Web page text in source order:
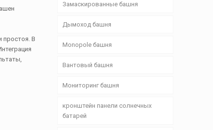
простоя. В
Замаскированные башня
Дымоход башня
Monopole башня
Вантовый башня
Мониторинг башня
кронштейн панели солнечных
батарей